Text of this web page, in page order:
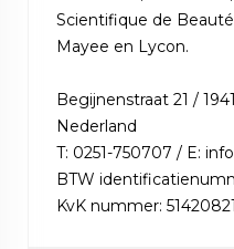
Scientifique de
Mayee en Lycon.
Begijnenstraat 21 /
Nederland
T: 0251-750707 / E:
BTW
KvK nummer: 51420821